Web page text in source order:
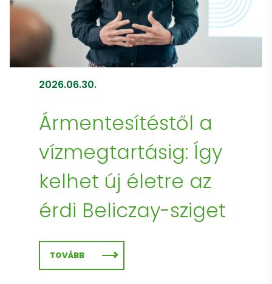
2026.06.30.
Ármentesítéstől a
vízmegtartásig: Így
kelhet új életre az
érdi Beliczay-sziget
TOVÁBB